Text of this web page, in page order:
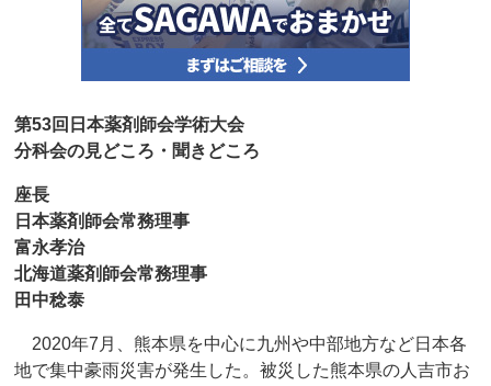
第53回日本薬剤師会学術大会
分科会の見どころ・聞きどころ
座長
日本薬剤師会常務理事
富永孝治
北海道薬剤師会常務理事
田中稔泰
2020年7月、熊本県を中心に九州や中部地方など日本各
地で集中豪雨災害が発生した。被災した熊本県の人吉市お